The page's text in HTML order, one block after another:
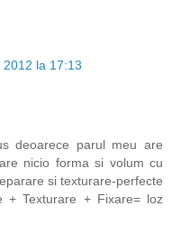
la 17:13
deoarece parul meu are
nicio forma si volum cu
si texturare-perfecte
+ Texturare + Fixare= loz